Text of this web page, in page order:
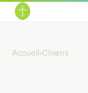
Accueil›Chiens